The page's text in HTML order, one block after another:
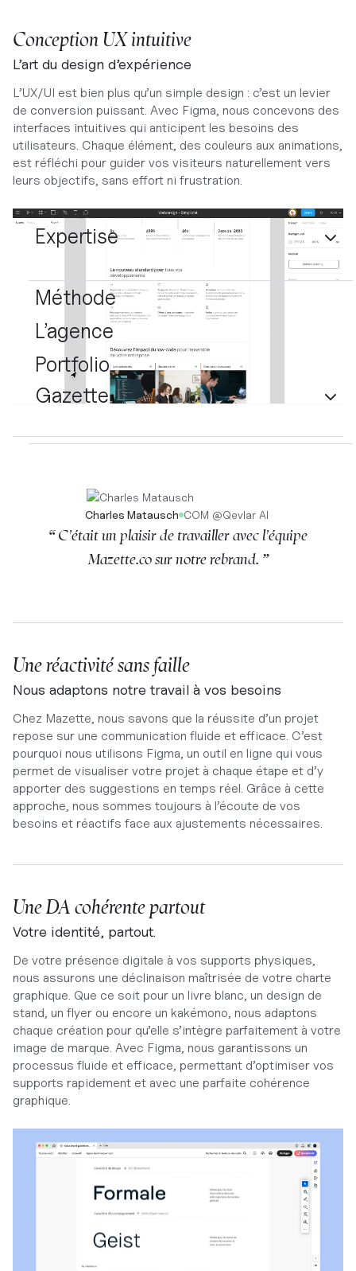
Expertise
Méthode
L’agence
Portfolio
Gazette
Conception UX intuitive
L’art du design d’expérience
L’UX/UI est bien plus qu’un simple design : c’est un levier
de conversion puissant. Avec Figma, nous concevons des
interfaces intuitives qui anticipent les besoins des
utilisateurs. Chaque élément, des couleurs aux animations,
est réfléchi pour guider vos visiteurs naturellement vers
leurs objectifs, sans effort ni frustration.
Charles Matausch COM @Qevlar AI
“ C'était un plaisir de travailler avec l'équipe
Mazette.co sur notre rebrand. ”
Une réactivité sans faille
Nous adaptons notre travail à vos besoins
Chez Mazette, nous savons que la réussite d’un projet
repose sur une communication fluide et efficace. C’est
pourquoi nous utilisons Figma, un outil en ligne qui vous
permet de visualiser votre projet à chaque étape et d’y
apporter des suggestions en temps réel. Grâce à cette
approche, nous sommes toujours à l’écoute de vos
besoins et réactifs face aux ajustements nécessaires.
Une DA cohérente partout
Votre identité, partout.
De votre présence digitale à vos supports physiques,
nous assurons une déclinaison maîtrisée de votre charte
graphique. Que ce soit pour un livre blanc, un design de
stand, un flyer ou encore un kakémono, nous adaptons
chaque création pour qu’elle s’intègre parfaitement à votre
image de marque. Avec Figma, nous garantissons un
processus fluide et efficace, permettant d’optimiser vos
supports rapidement et avec une parfaite cohérence
graphique.